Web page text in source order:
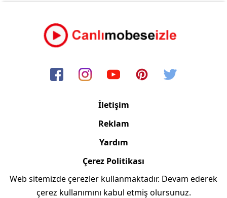
İletişim
Reklam
Yardım
Çerez Politikası
Copyright © 2006/2024 Canlimobeseizle.com
Web sitemizde çerezler kullanmaktadır. Devam ederek
çerez kullanımını kabul etmiş olursunuz.